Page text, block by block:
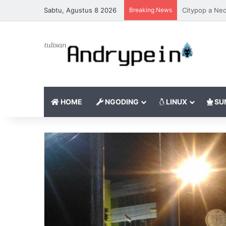
Sabtu, Agustus 8 2026 Breaking News Burung
HOME NGODING LINUX